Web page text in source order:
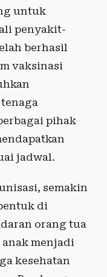
untuk
penyakit-
berhasil
vaksinasi
pihak
jadwal.
semakin
di
orang tua
menjadi
kesehatan